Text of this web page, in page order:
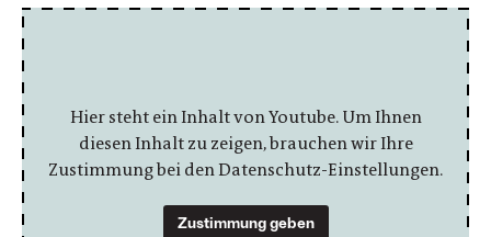
Hier steht ein Inhalt von Youtube. Um Ihnen
diesen Inhalt zu zeigen, brauchen wir Ihre
Zustimmung bei den Datenschutz-Einstellungen.
Zustimmung geben